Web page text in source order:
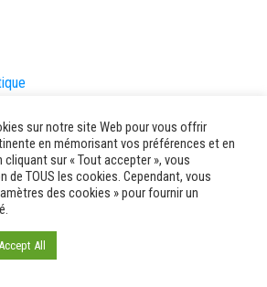
sur notre site Web pour vous offrir
en mémorisant vos préférences et en
sur « Tout accepter », vous
TOUS les cookies. Cependant, vous
des cookies » pour fournir un
All